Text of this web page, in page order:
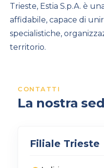
Trieste, Estia S.p.A. è
affidabile, capace di
specialistiche,
territorio.
CONTATTI
La nostra
Filiale Trieste